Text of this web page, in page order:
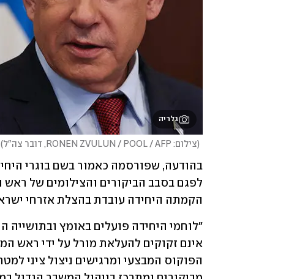
גלריה
(צילום: RONEN ZVULUN / POOL / AFP, דובר צה"ל )
הקמתה היחידה עובדת בהצלת אזרחי